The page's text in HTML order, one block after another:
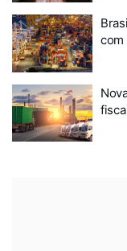
com